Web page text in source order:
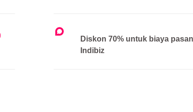
Diskon 70% untuk biaya
Indibiz